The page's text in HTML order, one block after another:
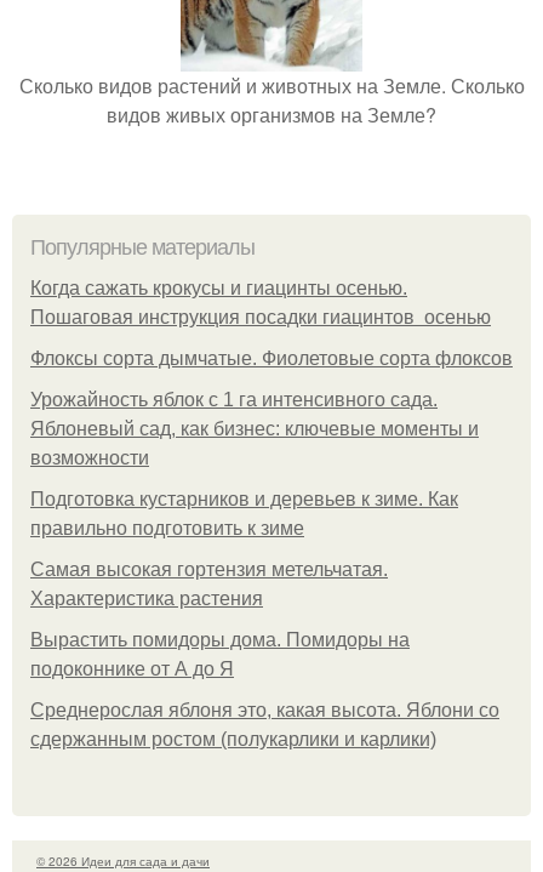
Сколько видов растений и животных на Земле. Сколько
видов живых организмов на Земле?
Популярные материалы
Когда сажать крокусы и гиацинты осенью.
Пошаговая инструкция посадки гиацинтов осенью
Флоксы сорта дымчатые. Фиолетовые сорта флоксов
Урожайность яблок с 1 га интенсивного сада.
Яблоневый сад, как бизнес: ключевые моменты и
возможности
Подготовка кустарников и деревьев к зиме. Как
правильно подготовить к зиме
Самая высокая гортензия метельчатая.
Характеристика растения
Вырастить помидоры дома. Помидоры на
подоконнике от А до Я
Среднерослая яблоня это, какая высота. Яблони со
сдержанным ростом (полукарлики и карлики)
© 2026 Идеи для сада и дачи